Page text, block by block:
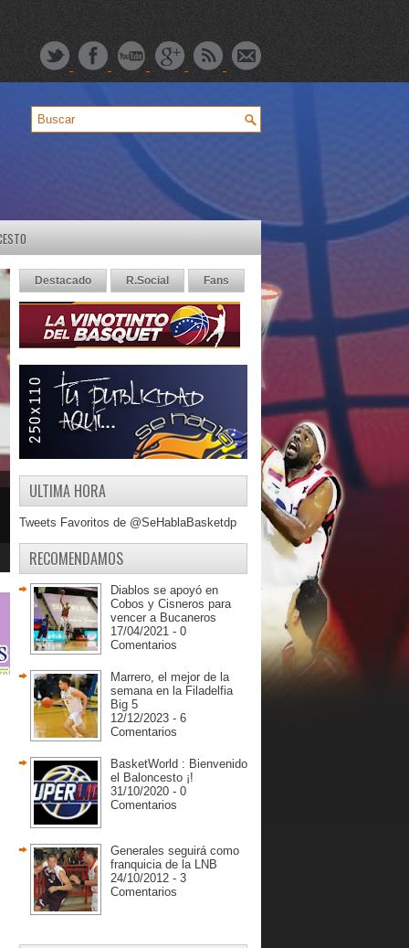
Destacado R.Social Fans
ULTIMA HORA
Tweets Favoritos de @SeHablaBasketdp
RECOMENDAMOS
Diablos se apoyó en
Cobos y Cisneros para
vencer a Bucaneros
17/04/2021 - 0
Comentarios
Marrero, el mejor de la
semana en la Filadelfia
Big 5
12/12/2023 - 6
Comentarios
BasketWorld : Bienvenido
el Baloncesto ¡!
31/10/2020 - 0
Comentarios
Generales seguirá como
franquicia de la LNB
24/10/2012 - 3
Comentarios